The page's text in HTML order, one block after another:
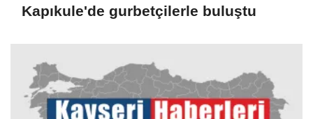
Kapıkule'de gurbetçilerle buluştu